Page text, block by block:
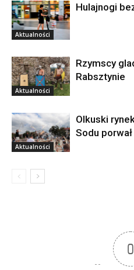
Aktualności
Hulajnogi
Aktualności
Rzymscy
Rabsztynie
Aktualności
Olkuski
Sodu
0